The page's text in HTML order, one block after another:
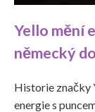
Yello mění
německý
Historie značky
energie s